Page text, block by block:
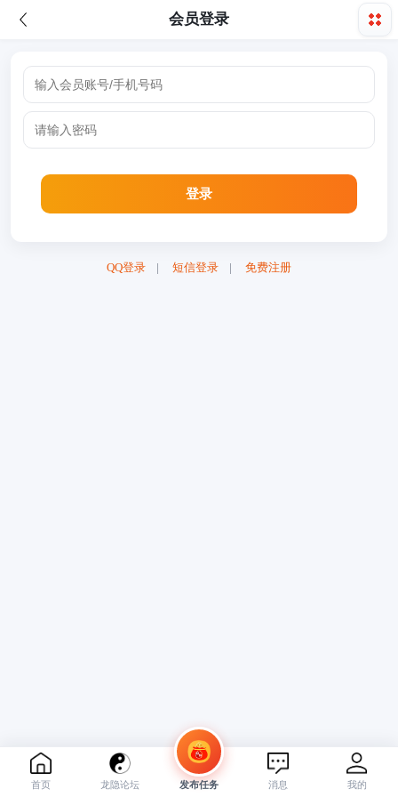
会员登录
QQ登录 | 短信登录 | 免费注册
首页 龙隐论坛 发布任务 消息 我的